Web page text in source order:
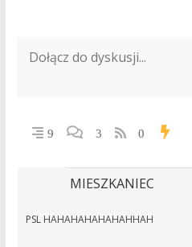
9 3 0
MIESZKANIEC
PSL HAHAHAHAHAHAHHAH